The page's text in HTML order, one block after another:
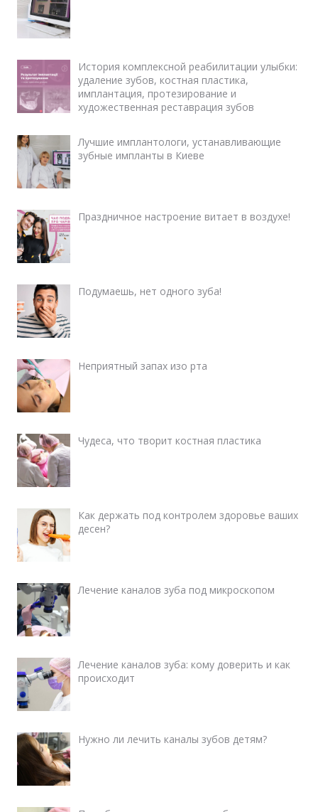
История комплексной реабилитации улыбки:
удаление зубов, костная пластика,
имплантация, протезирование и
художественная реставрация зубов
Лучшие имплантологи, устанавливающие
зубные импланты в Киеве
Праздничное настроение витает в воздухе!
Подумаешь, нет одного зуба!
Неприятный запах изо рта
Чудеса, что творит костная пластика
Как держать под контролем здоровье ваших
десен?
Лечение каналов зуба под микроскопом
Лечение каналов зуба: кому доверить и как
происходит
Нужно ли лечить каналы зубов детям?